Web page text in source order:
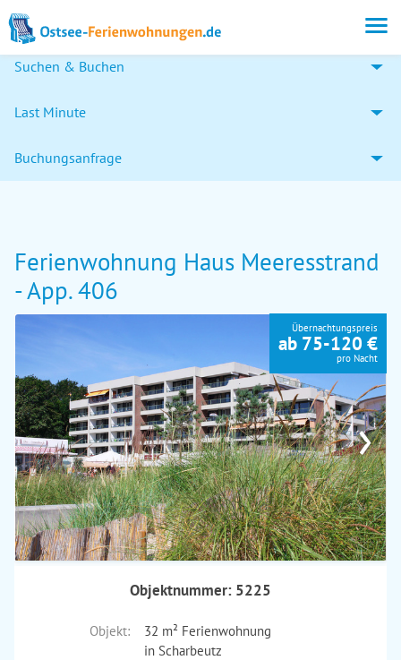
Suchen & Buchen
Last Minute
Buchungsanfrage
Ferienwohnung Haus Meeresstrand
- App. 406
›
Übernachtungspreis
ab 75-120 €
pro Nacht
Objektnummer: 5225
Objekt:
32 m² Ferienwohnung
in Scharbeutz